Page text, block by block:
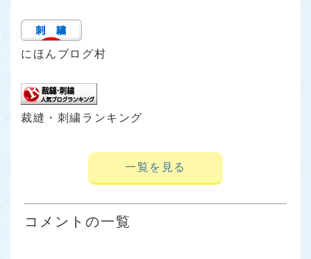
にほんブログ村
裁縫・刺繍ランキング
一覧を見る
コメントの一覧